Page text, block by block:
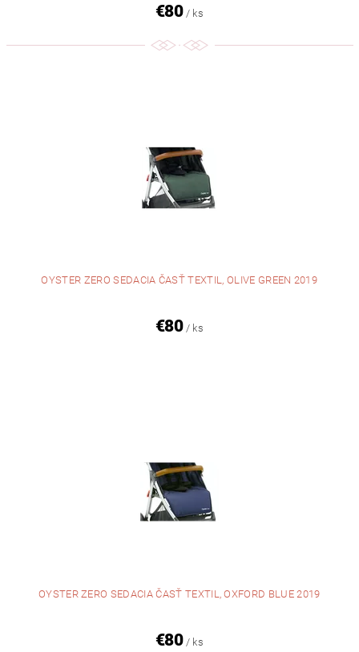
€80 / ks
OYSTER ZERO SEDACIA ČASŤ TEXTIL, OLIVE GREEN 2019
€80 / ks
OYSTER ZERO SEDACIA ČASŤ TEXTIL, OXFORD BLUE 2019
€80 / ks